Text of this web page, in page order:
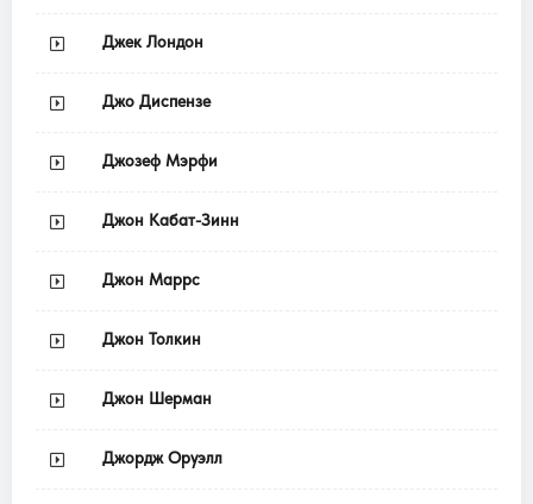
Джек Лондон
Джо Диспензе
Джозеф Мэрфи
Джон Кабат-Зинн
Джон Маррс
Джон Толкин
Джон Шерман
Джордж Оруэлл